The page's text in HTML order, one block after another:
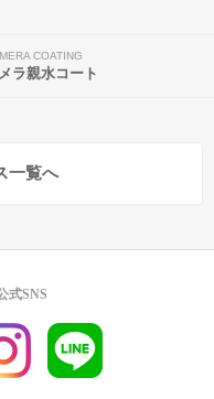
COATING
ラ親水コート
一覧へ
式SNS